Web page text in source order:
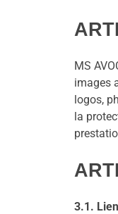
MS
images
logos,
la
3.1.